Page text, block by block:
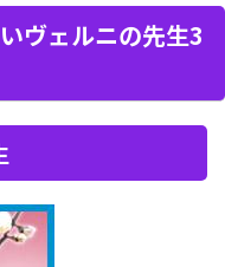
ヴェルニの先生3